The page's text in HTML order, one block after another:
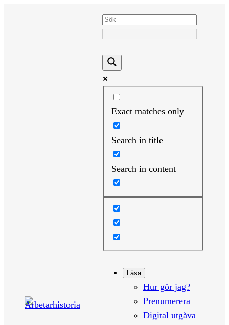
Exact matches only
Search in title
Search in content
Läsa
Hur gör jag?
Prenumerera
Digital utgåva